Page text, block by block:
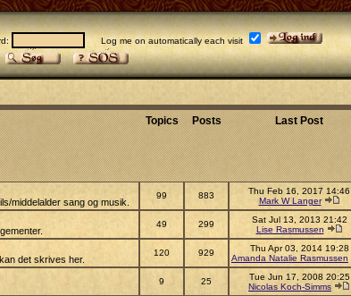
Log me on automatically each visit
Topics Posts
Last Post
middelalder sang og musik.
99 883
Thu Feb 16, 2017 14:46
Mark W Langer
49 299
Sat Jul 13, 2013 21:42
Lise Rasmussen
det skrives her.
120 929
Thu Apr 03, 2014 19:28
Amanda Natalie Rasmussen
9 25
Tue Jun 17, 2008 20:25
Nicolas Koch-Simms